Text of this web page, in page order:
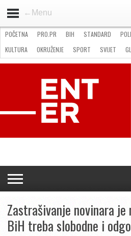
←Menu
STANDARD
GOSPODARSTVO
OKRUŽENJE
POČETNA PRO.PR BIH STANDARD
KULTURA
OKRUŽENJE SPORT SVIJET
NATJEČAJI
FILMING LOCATION IN BH KONTAKT
Zastrašivanje novinara
BiH treba slobodne i